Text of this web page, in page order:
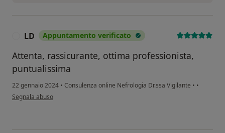
LD Appuntamento verificato
Attenta, rassicurante, ottima professionista,
puntualissima
22 gennaio 2024 • Consulenza online Nefrologia Dr.ssa Vigilante • •
secondo l'opinione dell'utente LD
Segnala abuso